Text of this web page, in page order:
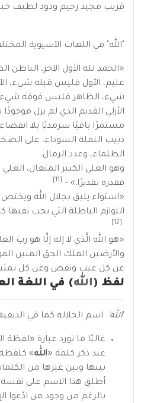
قريب مجيد رحيم ودود لطيف
"الله" في اللغات الآسيوية
«الحمد لله الأول الآخر، الباطن
عليم، الأول فليس قبله شيء،
شيء، الظاهرفليس فوقه
الأزلي القديم الذي لم يزل
مستمرًا باقيًا سرمديًا بلا
دبيب النملة السوداء، على
الظلماء، وعدد الرمال.
وهو العلي الكبير المتعال، العلي
فقدره تقديرًا.» –
«استواء يليق بجلال الله
اللوازم الباطلة التي يجب
«هو الله الَّذي لا إله إلَّا هو رب
والأرضين الملك الحق المبين
عن كل عيب ونقص وعن كل
لفظ (الله) في اللغة
'الله' : اسم الجلاله كما في
غالبًا ما تورد عبارة «لفظة
عند ذكر كلمة «الله» كلفظة
بينها وبين غيرها من
أطلق هذا الاسم على نفسه
بالرغم من وجود من ادّعوا